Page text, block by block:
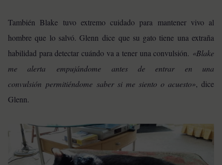
También Blake tuvo extremo cuidado para mantener vivo al
hombre que lo salvó. Glenn dice que su gato tiene una extraña
habilidad para detectar cuándo va a tener una convulsión. «Blake
me alerta empujándome antes de entrar en una
convulsión permitiéndome saber si me siento o acuesto», dice
Glenn.